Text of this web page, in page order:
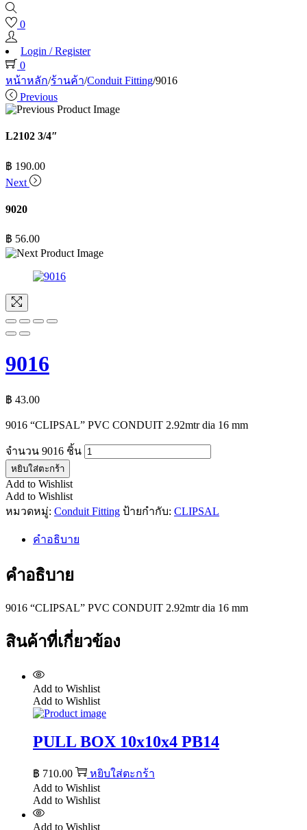
0
Login / Register
0
หน้าหลัก/ร้านค้า/Conduit Fitting/9016
Previous
L2102 3/4″
฿ 190.00
Next
9020
฿ 56.00
9016
฿ 43.00
9016 “CLIPSAL” PVC CONDUIT 2.92mtr dia 16 mm
จำนวน 9016 ชิ้น
หยิบใส่ตะกร้า
Add to Wishlist
Add to Wishlist
หมวดหมู่: Conduit Fitting ป้ายกำกับ: CLIPSAL
คำอธิบาย
คำอธิบาย
9016 “CLIPSAL” PVC CONDUIT 2.92mtr dia 16 mm
สินค้าที่เกี่ยวข้อง
Add to Wishlist
Add to Wishlist
PULL BOX 10x10x4 PB14
฿ 710.00
หยิบใส่ตะกร้า
Add to Wishlist
Add to Wishlist
Add to Wishlist